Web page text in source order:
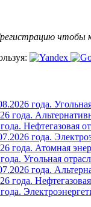
чтобы
года.
года.
Нефтегазовая
года.
года. Атомная
Угольная
года.
года.